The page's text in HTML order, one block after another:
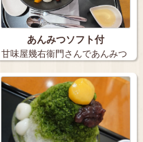
あんみつソフト付
甘味屋幾右衞門さんであんみつ
ソフト付をい…